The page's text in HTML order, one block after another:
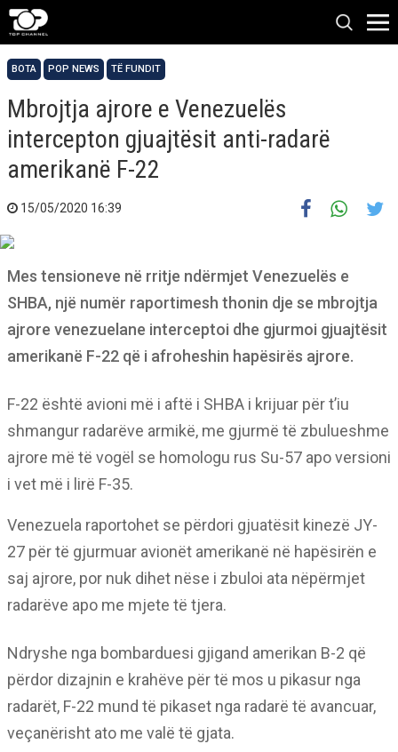
BOTA POP NEWS TË FUNDIT
Mbrojtja ajrore e Venezuelës
intercepton gjuajtësit anti-radarë
amerikanë F-22
15/05/2020 16:39
Mes tensioneve në rritje ndërmjet Venezuelës e
SHBA, një numër raportimesh thonin dje se mbrojtja
ajrore venezuelane interceptoi dhe gjurmoi gjuajtësit
amerikanë F-22 që i afroheshin hapësirës ajrore.
F-22 është avioni më i aftë i SHBA i krijuar për t’iu
shmangur radarëve armikë, me gjurmë të zbulueshme
ajrore më të vogël se homologu rus Su-57 apo versioni
i vet më i lirë F-35.
Venezuela raportohet se përdori gjuatësit kinezë JY-
27 për të gjurmuar avionët amerikanë në hapësirën e
saj ajrore, por nuk dihet nëse i zbuloi ata nëpërmjet
radarëve apo me mjete të tjera.
Ndryshe nga bombarduesi gjigand amerikan B-2 që
përdor dizajnin e krahëve për të mos u pikasur nga
radarët, F-22 mund të pikaset nga radarë të avancuar,
veçanërisht ato me valë të gjata.